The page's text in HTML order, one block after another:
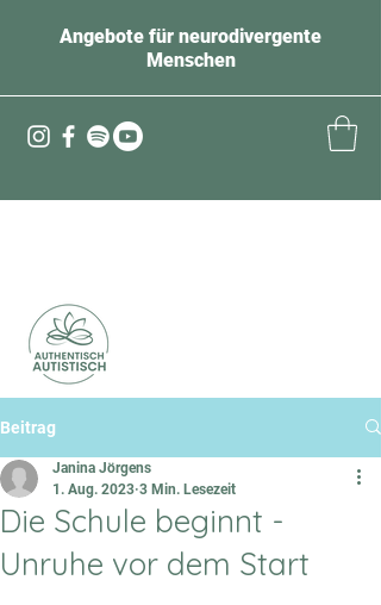
Angebote für neurodivergente
Menschen
Beitrag
Die Schule beginnt -
Unruhe vor dem Start
Janina Jörgens
1. Aug. 2023 3 Min. Lesezeit